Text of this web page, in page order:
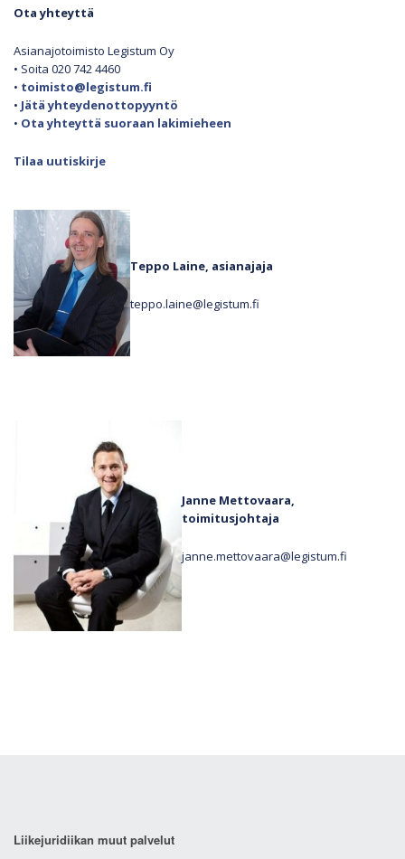
Ota yhteyttä
Asianajotoimisto Legistum Oy
• Soita 020 742 4460
• toimisto@legistum.fi
• Jätä yhteydenottopyyntö
• Ota yhteyttä suoraan lakimieheen
Tilaa uutiskirje
Teppo Laine, asianajaja
teppo.laine@legistum.fi
Janne Mettovaara,
toimitusjohtaja
janne.mettovaara@legistum.fi
Liikejuridiikan muut palvelut